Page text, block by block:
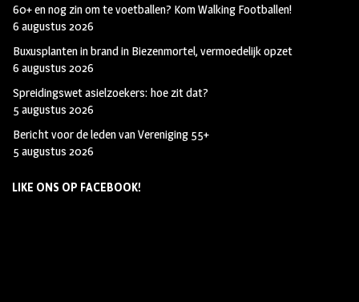
60+ en nog zin om te voetballen? Kom Walking Footballen!
6 augustus 2026
Buxusplanten in brand in Biezenmortel, vermoedelijk opzet
6 augustus 2026
Spreidingswet asielzoekers: hoe zit dat?
5 augustus 2026
Bericht voor de leden van Vereniging 55+
5 augustus 2026
LIKE ONS OP FACEBOOK!